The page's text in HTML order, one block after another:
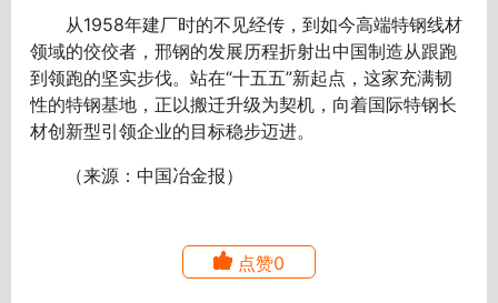
从1958年建厂时的不见经传，到如今高端特钢线材
领域的佼佼者，邢钢的发展历程折射出中国制造从跟跑
到领跑的坚实步伐。站在“十五五”新起点，这家充满韧
性的特钢基地，正以搬迁升级为契机，向着国际特钢长
材创新型引领企业的目标稳步迈进。
（来源：中国冶金报）
点赞0